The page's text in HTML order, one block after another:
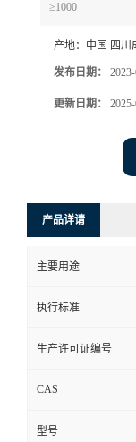
≥1000
产地： 中国 四川
发布日期：
更新日期：
产品详请
主要用途
执行标准
生产许可证编号
CAS
型号